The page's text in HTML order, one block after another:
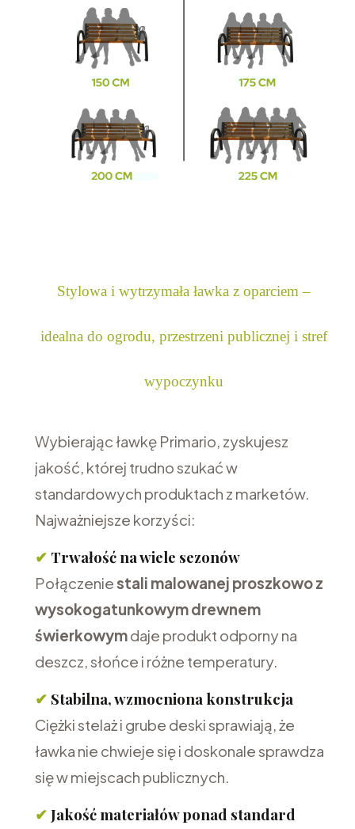
Stylowa i wytrzymała ławka z oparciem –
idealna do ogrodu, przestrzeni publicznej i stref
wypoczynku
Wybierając ławkę Primario, zyskujesz
jakość, której trudno szukać w
standardowych produktach z marketów.
Najważniejsze korzyści:
✔ Trwałość na wiele sezonów
Połączeniestali malowanej proszkowoz
wysokogatunkowym drewnem
świerkowymdaje produkt odporny na
deszcz, słońce i różne temperatury.
✔ Stabilna, wzmocniona konstrukcja
Ciężki stelaż i grube deski sprawiają, że
ławka nie chwieje się i doskonale sprawdza
się w miejscach publicznych.
✔ Jakość materiałów ponad standard